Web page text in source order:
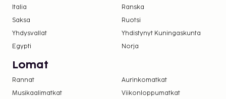
Italia
Ranska
Saksa
Ruotsi
Yhdysvallat
Yhdistynyt Kuningaskunta
Egypti
Norja
Lomat
Rannat Aurinkomatkat
Musikaalimatkat
Viikonloppumatkat